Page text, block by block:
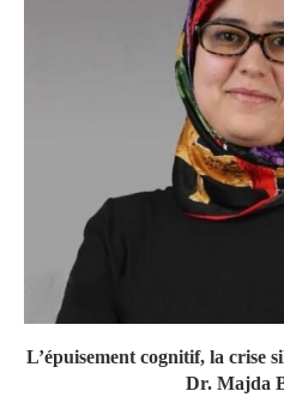
L’épuisement cognitif, la crise
Dr. Majda